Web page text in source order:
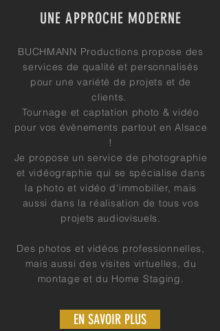
UNE APPROCHE MODERNE
BUCHMANN Productions propose des
services de qualité et personnalisés
pour une variété de projets et de
clients.
Tournage et captation photo & vidéo
pour vos évènements partout en Alsace
!
Je propose un service de photographie
et vidéographie qui se spécialise dans
la photo et vidéo d'immobilier, mais
aussi dans la réalisation de tous vos
projets audiovisuels.
Des photos et vidéos professionnelles,
mais aussi des visites virtuelles, du
montage et du Home Staging.
EN SAVOIR PLUS